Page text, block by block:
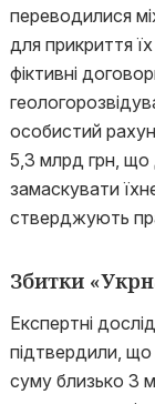
переводилися
для прикриття
фіктивні
особистий
5,3 млрд грн, що
замаскувати
стверджують
Збитки
Експертні
підтвердили, що
суму близько 3